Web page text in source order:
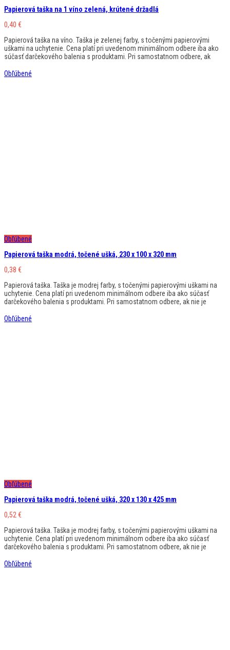
Papierová taška na 1 víno zelená, krútené držadlá
0,40 €
Papierová taška na víno. Taška je zelenej farby, s točenými papierovými
uškami na uchytenie. Cena platí pri uvedenom minimálnom odbere iba ako
súčasť darčekového balenia s produktami. Pri samostatnom odbere, ak
Obľúbené
Obľúbené
Papierová taška modrá, točené ušká, 230 x 100 x 320 mm
0,38 €
Papierová taška. Taška je modrej farby, s točenými papierovými uškami na
uchytenie. Cena platí pri uvedenom minimálnom odbere iba ako súčasť
darčekového balenia s produktami. Pri samostatnom odbere, ak nie je
Obľúbené
Obľúbené
Papierová taška modrá, točené ušká, 320 x 130 x 425 mm
0,52 €
Papierová taška. Taška je modrej farby, s točenými papierovými uškami na
uchytenie. Cena platí pri uvedenom minimálnom odbere iba ako súčasť
darčekového balenia s produktami. Pri samostatnom odbere, ak nie je
Obľúbené